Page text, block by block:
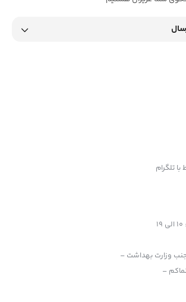
با یک دکمه
بلاگری و فعالیت‌های تولیدمحتوایی کار می‌کنند،
تصویر و… را دارند.
: 10 الی 19
وزارت بهداشت –